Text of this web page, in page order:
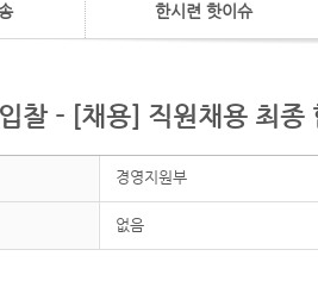
한시련 핫이슈
찰 - [채용] 직원채용 최종
경영지원부
없음